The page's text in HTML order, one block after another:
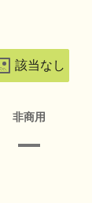
該当なし
非商用